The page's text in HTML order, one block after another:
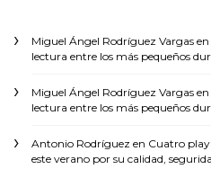
Miguel Ángel Rodríguez Vargas en
lectura entre los más pequeños
Miguel Ángel Rodríguez Vargas en
lectura entre los más pequeños
Antonio Rodríguez en Cuatro
este verano por su calidad,